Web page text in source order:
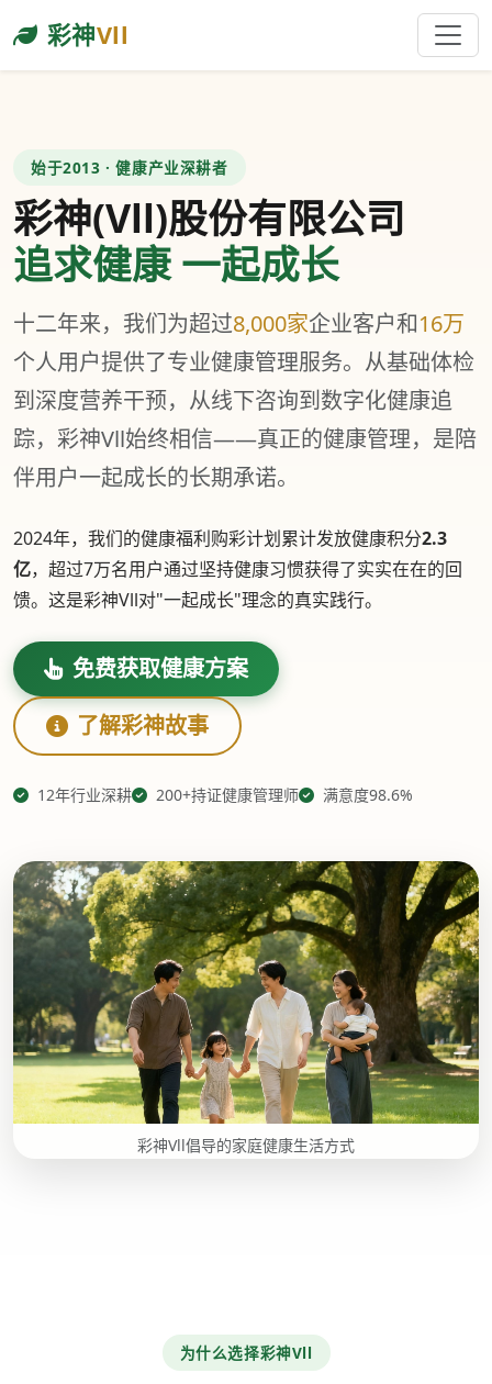
彩神Vll
始于2013 · 健康产业深耕者
彩神(Vll)股份有限公司
追求健康 一起成长
十二年来，我们为超过8,000家企业客户和16万
个人用户提供了专业健康管理服务。从基础体检
到深度营养干预，从线下咨询到数字化健康追
踪，彩神Vll始终相信——真正的健康管理，是陪
伴用户一起成长的长期承诺。
2024年，我们的健康福利购彩计划累计发放健康积分2.3
亿，超过7万名用户通过坚持健康习惯获得了实实在在的回
馈。这是彩神Vll对"一起成长"理念的真实践行。
免费获取健康方案
了解彩神故事
12年行业深耕 200+持证健康管理师 满意度98.6%
彩神Vll倡导的家庭健康生活方式
为什么选择彩神Vll